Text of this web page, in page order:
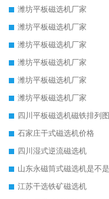
潍坊平板磁选机厂家
潍坊平板磁选机厂家
潍坊平板磁选机厂家
潍坊平板磁选机厂家
潍坊平板磁选机厂家
潍坊平板磁选机厂家
四川平板磁选机磁铁排列图
石家庄干式磁选机价格
四川湿式逆流磁选机
江苏干选铁矿磁选机